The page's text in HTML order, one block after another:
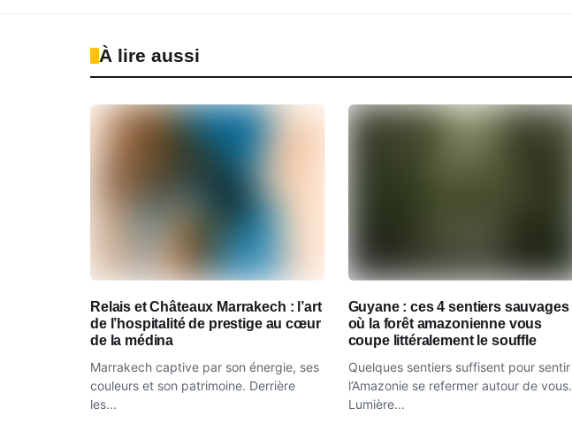
À lire aussi
Relais et Châteaux Marrakech : l’art
de l’hospitalité de prestige au cœur
de la médina
Marrakech captive par son énergie, ses
couleurs et son patrimoine. Derrière
les...
Guyane : ces 4 sentiers sauvages
où la forêt amazonienne vous
coupe littéralement le souffle
Quelques sentiers suffisent pour sentir
l’Amazonie se refermer autour de vous.
Lumière...